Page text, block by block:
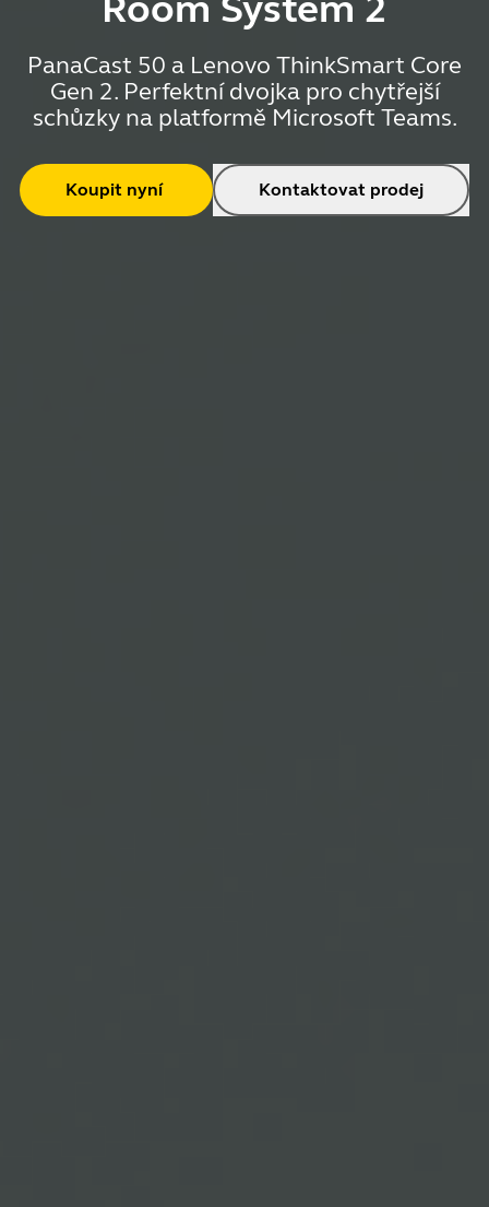
PanaCast 50 a Lenovo ThinkSmart Core
Gen 2. Perfektní dvojka pro chytřejší
schůzky na platformě Microsoft Teams.
Koupit nyní Kontaktovat prodej